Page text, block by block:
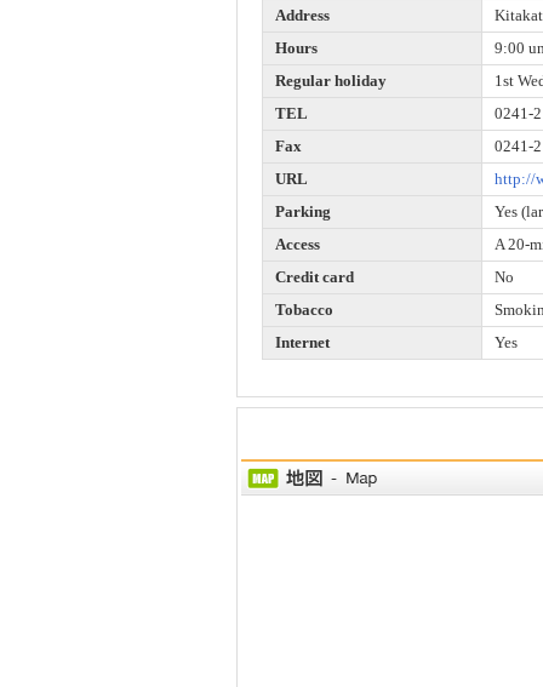
Address
Hours
9:00
Regular holiday
1st
TEL
0241-
Fax
0241-
URL
http://
Parking
Yes
Access
A 20-
Credit card
No
Tobacco
Internet
Yes